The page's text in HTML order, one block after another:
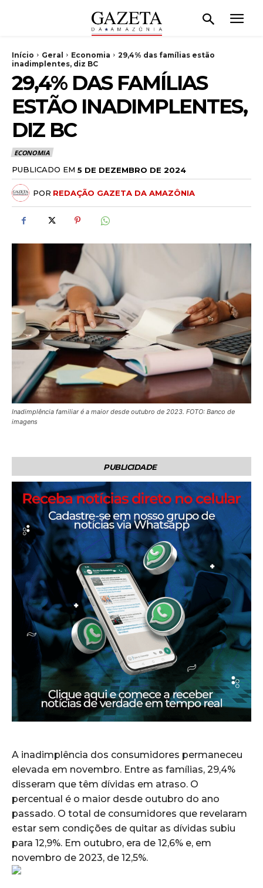
Início Geral Economia
29,4% das famílias estão
inadimplentes, diz BC
29,4% DAS FAMÍLIAS
ESTÃO INADIMPLENTES,
DIZ BC
ECONOMIA
PUBLICADO EM 5 DE DEZEMBRO DE 2024
POR REDAÇÃO GAZETA DA AMAZÔNIA
Inadimplência familiar é a maior desde outubro de 2023. FOTO: Banco de
imagens
PUBLICIDADE
A inadimplência dos consumidores permaneceu
elevada em novembro. Entre as famílias, 29,4%
disseram que têm dívidas em atraso. O
percentual é o maior desde outubro do ano
passado. O total de consumidores que revelaram
estar sem condições de quitar as dívidas subiu
para 12,9%. Em outubro, era de 12,6% e, em
novembro de 2023, de 12,5%.